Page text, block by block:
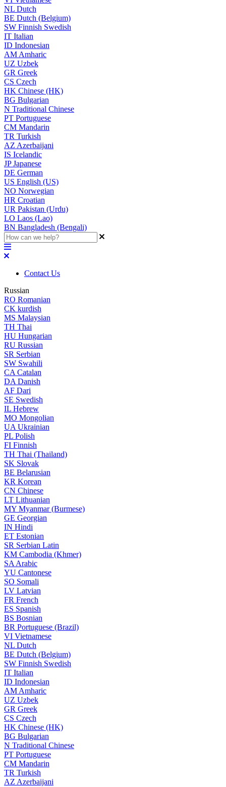
NL Dutch
BE Dutch (Belgium)
SW Finnish Swedish
IT Italian
ID Indonesian
AM Amharic
UZ Uzbek
GR Greek
CS Czech
HK Chinese (HK)
BG Bulgarian
N Traditional Chinese
PT Portuguese
CM Mandarin
TR Turkish
AZ Azerbaijani
IS Icelandic
JPJapanese
DE German
US English (US)
NO Norwegian
HR Croatian
UR Pakistan (Urdu)
LO Laos (Lao)
BN Bangladesh (Bengali)
Contact Us
Russian
RO Romanian
CK kurdish
MS Malaysian
TH Thai
HU Hungarian
RU Russian
SR Serbian
SW Swahili
CA Catalan
DA Danish
AF Dari
SE Swedish
IL Hebrew
MO Mongolian
UA Ukrainian
PL Polish
FI Finnish
TH Thai (Thailand)
SK Slovak
BE Belarusian
KR Korean
CN Chinese
LT Lithuanian
MY Myanmar (Burmese)
GE Georgian
IN Hindi
ET Estonian
SR Serbian Latin
KM Cambodia (Khmer)
SA Arabic
YU Cantonese
SO Somali
LV Latvian
FR French
ES Spanish
BS Bosnian
BR Portuguese (Brazil)
VI Vietnamese
NL Dutch
BE Dutch (Belgium)
SW Finnish Swedish
IT Italian
ID Indonesian
AM Amharic
UZ Uzbek
GR Greek
CS Czech
HK Chinese (HK)
BG Bulgarian
N Traditional Chinese
PT Portuguese
CM Mandarin
TR Turkish
AZ Azerbaijani